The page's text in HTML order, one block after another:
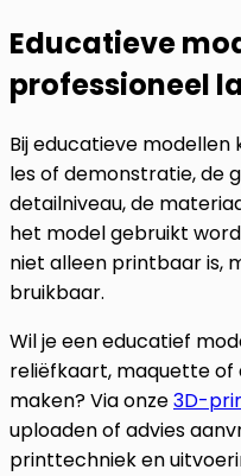
Educatieve
professioneel
Bij educatieve modellen
les of demonstratie, de
detailniveau, de
het model gebruikt
niet alleen printbaar is,
bruikbaar.
Wil je een educatief
reliëfkaart, maquette
maken? Via onze3D-
uploaden of advies
printtechniek en